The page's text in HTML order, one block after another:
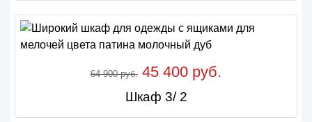
64 900 руб. 45 400 руб.
Шкаф 3/ 2